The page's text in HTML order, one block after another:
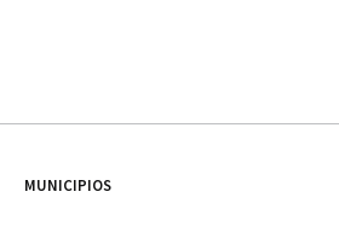
MUNICIPIOS